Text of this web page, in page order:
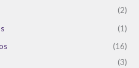
(2)
(1)
(16)
(3)